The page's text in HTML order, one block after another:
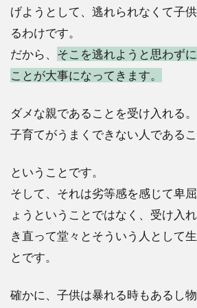
げようとして、逃れられなくて子
るわけです。
だから、 そこを逃れようと思わず
ことが大事になってきます。
ダメな親であることを受け入れる。
子育てがうまくできない人であるこ
ということです。
そして、それは劣等感を感じて卑
ょうということではなく、受け入
き直って堂々とそういう人として
とです。
確かに、子供は暴れる時もあるし